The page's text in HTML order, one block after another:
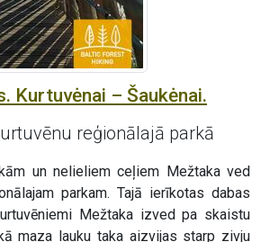
Kurtuvėnai – Šaukėnai.
reģionālajā parkā
un nelieliem ceļiem Mežtaka ved
parkam. Tajā ierīkotas dabas
Mežtaka izved pa skaistu
maza lauku taka aizvijas starp zivju